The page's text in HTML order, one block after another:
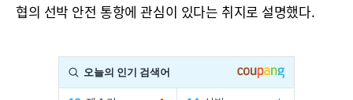
협의 선박 안전 통항에 관심이 있다는 취지로 설명했다.